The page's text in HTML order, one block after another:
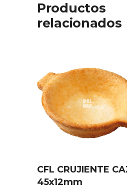
Productos
relacionados
CFL CRUJIENTE
45x12mm